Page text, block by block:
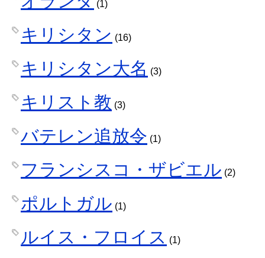
(1)
キリシタン (16)
キリシタン大名 (3)
キリスト教 (3)
バテレン追放令 (1)
フランシスコ・ザビエル (2)
ポルトガル (1)
ルイス・フロイス (1)